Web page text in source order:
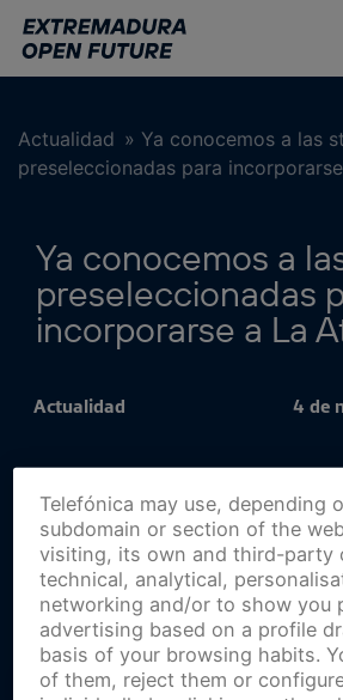
contenido
Actualidad » Ya conocemos a las
preseleccionadas para
Ya conocemos a
preseleccionadas
incorporarse a La
Actualidad 4 de
Telefónica may use, depending
subdomain or section of the
visiting, its own and third-party
technical, analytical,
networking and/or to show you
advertising based on a profile
basis of your browsing habits.
of them, reject them or